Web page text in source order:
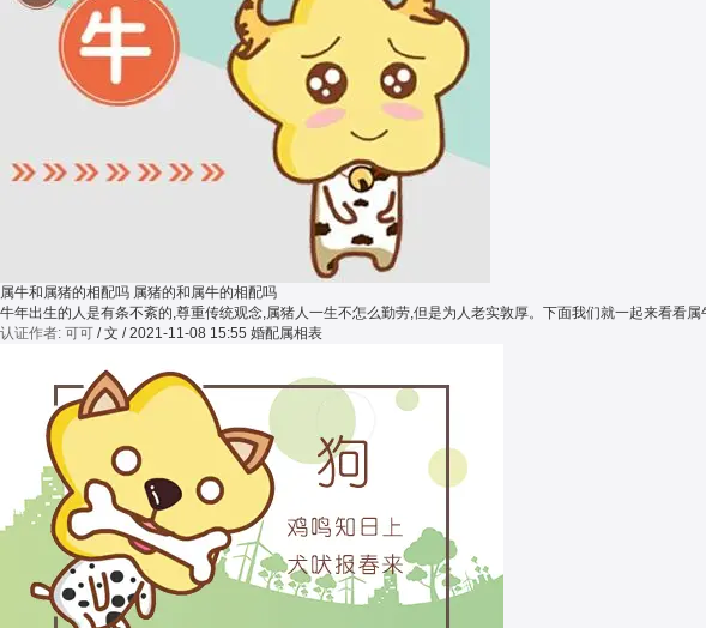
属牛和属猪的相配吗 属猪的和属牛的相配吗
牛年出生的人是有条不紊的,尊重传统观念,属猪人一生不怎么勤劳,但是为人老实敦厚。下面我们就一起来看看属
认证作者: 可可 / 文 / 2021-11-08 15:55 婚配属相表